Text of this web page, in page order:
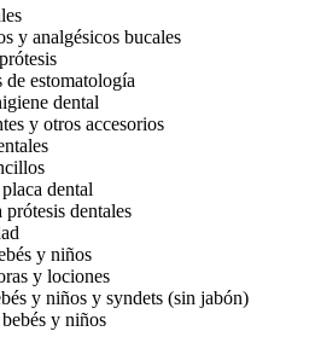
y analgésicos bucales
estomatología
dental
y otros accesorios
dental
dentales
y niños
y lociones
y niños y syndets (sin jabón)
y niños